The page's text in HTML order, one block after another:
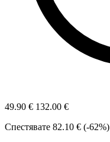
49.90 € 132.00 €
Спестявате 82.10 € (-62%)